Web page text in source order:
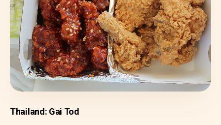
Thailand: Gai Tod